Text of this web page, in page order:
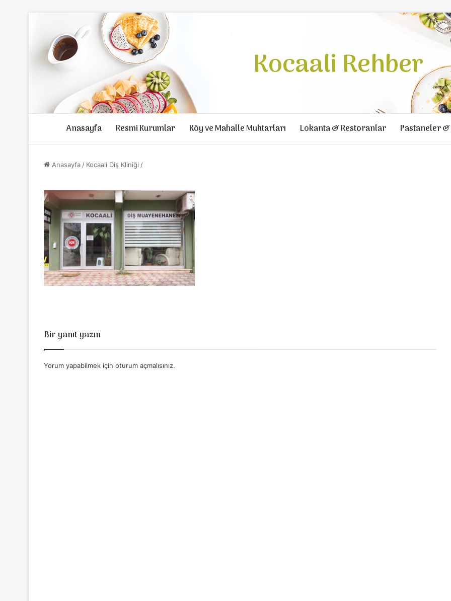
Kocaali Rehber
Anasayfa Resmi Kurumlar Köy ve Mahalle Muhtarları Lokanta & Restoranlar Pastaneler
Anasayfa / Kocaali Diş Kliniği /
Bir yanıt yazın
Yorum yapabilmek için oturum açmalısınız.